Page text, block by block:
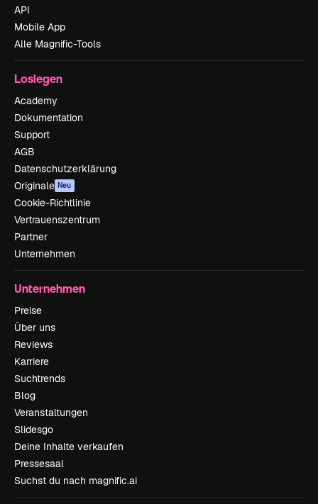
API
Mobile App
Alle Magnific-Tools
Loslegen
Academy
Dokumentation
Support
AGB
Datenschutzerklärung
Originale Neu
Cookie-Richtlinie
Vertrauenszentrum
Partner
Unternehmen
Unternehmen
Preise
Über uns
Reviews
Karriere
Suchtrends
Blog
Veranstaltungen
Slidesgo
Deine Inhalte verkaufen
Pressesaal
Suchst du nach magnific.ai